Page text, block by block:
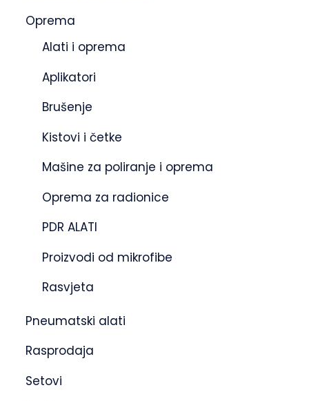
Oprema
Alati i oprema
Aplikatori
Brušenje
Kistovi i četke
Mašine za poliranje i oprema
Oprema za radionice
PDR ALATI
Proizvodi od mikrofibe
Rasvjeta
Pneumatski alati
Rasprodaja
Setovi